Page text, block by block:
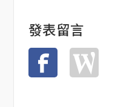
發表留言